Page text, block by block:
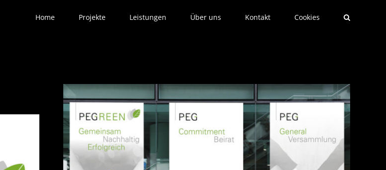
Home Projekte Leistungen Über uns Kontakt Cookies